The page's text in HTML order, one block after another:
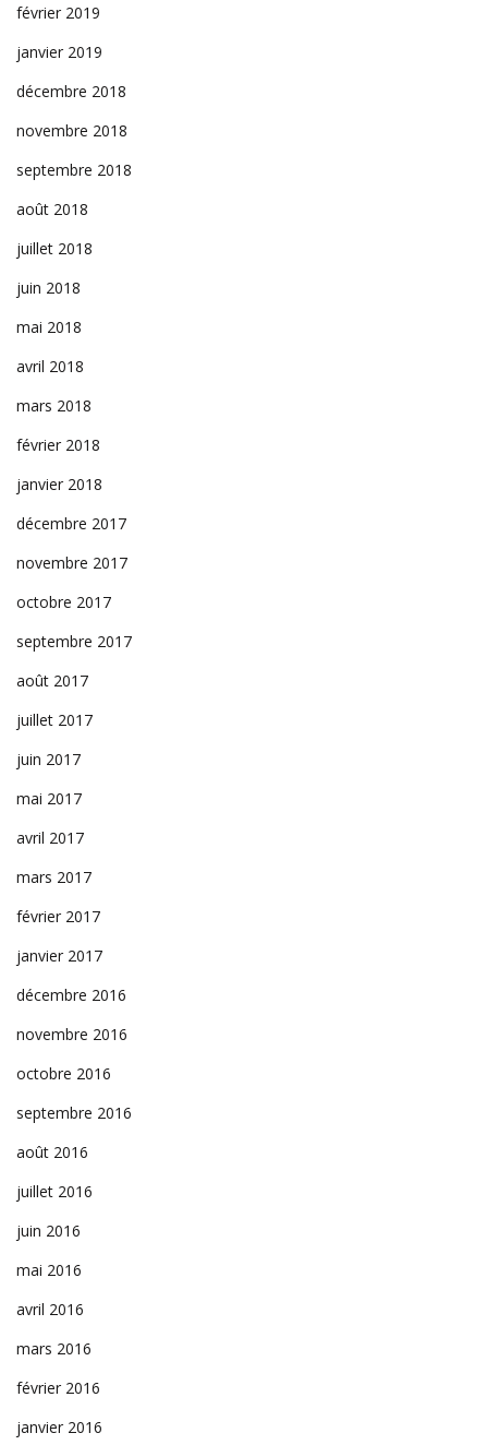
février 2019
janvier 2019
décembre 2018
novembre 2018
septembre 2018
août 2018
juillet 2018
juin 2018
mai 2018
avril 2018
mars 2018
février 2018
janvier 2018
décembre 2017
novembre 2017
octobre 2017
septembre 2017
août 2017
juillet 2017
juin 2017
mai 2017
avril 2017
mars 2017
février 2017
janvier 2017
décembre 2016
novembre 2016
octobre 2016
septembre 2016
août 2016
juillet 2016
juin 2016
mai 2016
avril 2016
mars 2016
février 2016
janvier 2016